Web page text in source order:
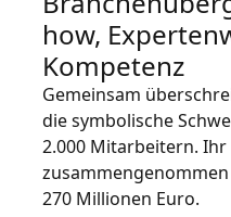
Fertigungsindustrie
Finanzwesen
Recht
Öffentliche Institutionen
Lernen Sie Lia kennen
Schnelle, intelligente und
how,
Kompetenz
Gemeinsam
die symbolische
2.000 Mitarbeitern. Ihr
270 Millionen Euro.